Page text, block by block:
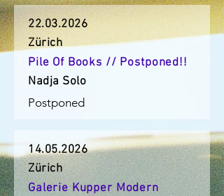
22.03.2026
Zürich
Pile Of Books // Postponed!!
Nadja Solo
Postponed
14.05.2026
Zürich
Galerie Kupper Modern